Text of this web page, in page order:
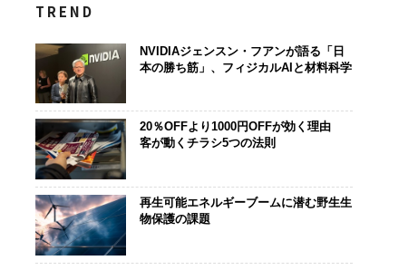
TREND
NVIDIAジェンスン・フアンが語る「日
本の勝ち筋」、フィジカルAIと材料科学
20％OFFより1000円OFFが効く理由
客が動くチラシ5つの法則
再生可能エネルギーブームに潜む野生生
物保護の課題